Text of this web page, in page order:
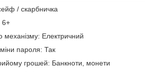
/ скарбничка
6+
механізму: Електричний
пароля: Так
грошей: Банкноти, монети